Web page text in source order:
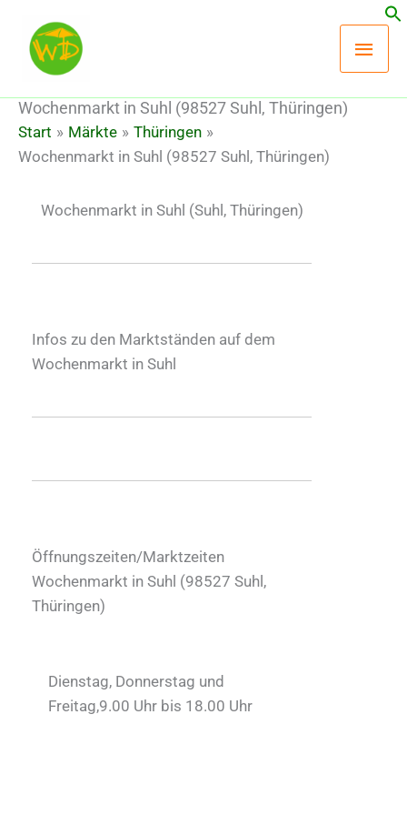
Inhalt
springen
Wochenmarkt in Suhl (98527 Suhl, Thüringen)
Start Märkte
Thüringen
Wochenmarkt in Suhl (98527 Suhl, Thüringen)
Wochenmarkt in Suhl (Suhl, Thüringen)
Infos zu den Marktständen auf dem
Wochenmarkt in Suhl
Öffnungszeiten/Marktzeiten
Wochenmarkt in Suhl (98527 Suhl,
Thüringen)
Dienstag, Donnerstag und
Freitag,9.00 Uhr bis 18.00 Uhr